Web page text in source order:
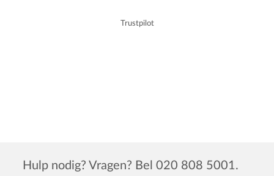
Trustpilot
Hulp nodig? Vragen? Bel 020 808 5001.